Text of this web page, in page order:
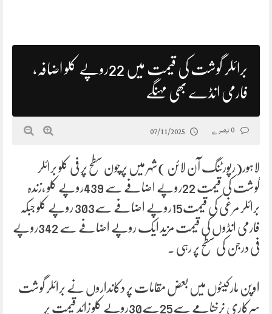
برائلر گوشت کی قیمت میں 22روپے کلو اضافہ،
فارمی انڈے بھی مہنگے
07/11/2025
لاہور(رپورٹنگ آن لائن )شہر میں پرچون سطح پر فی کلو برائلر
گوشت کی قیمت 22روپے اضافے سے 439روپے کلو ،زندہ
برائلر مرغی کی قیمت15روپے اضافے سے303 روپے کلو جبکہ
فارمی انڈوں کی قیمت مزید ایک روپے اضافے سے 342روپے
فی درجن کی سطح پر رہی ۔
اوپن مارکیٹوں میں بعض مقامات پر دکانداروں نے برائلر گوشت
سرکاری نرخنامے سے25سے30روپے کلو زائد قیمت پر